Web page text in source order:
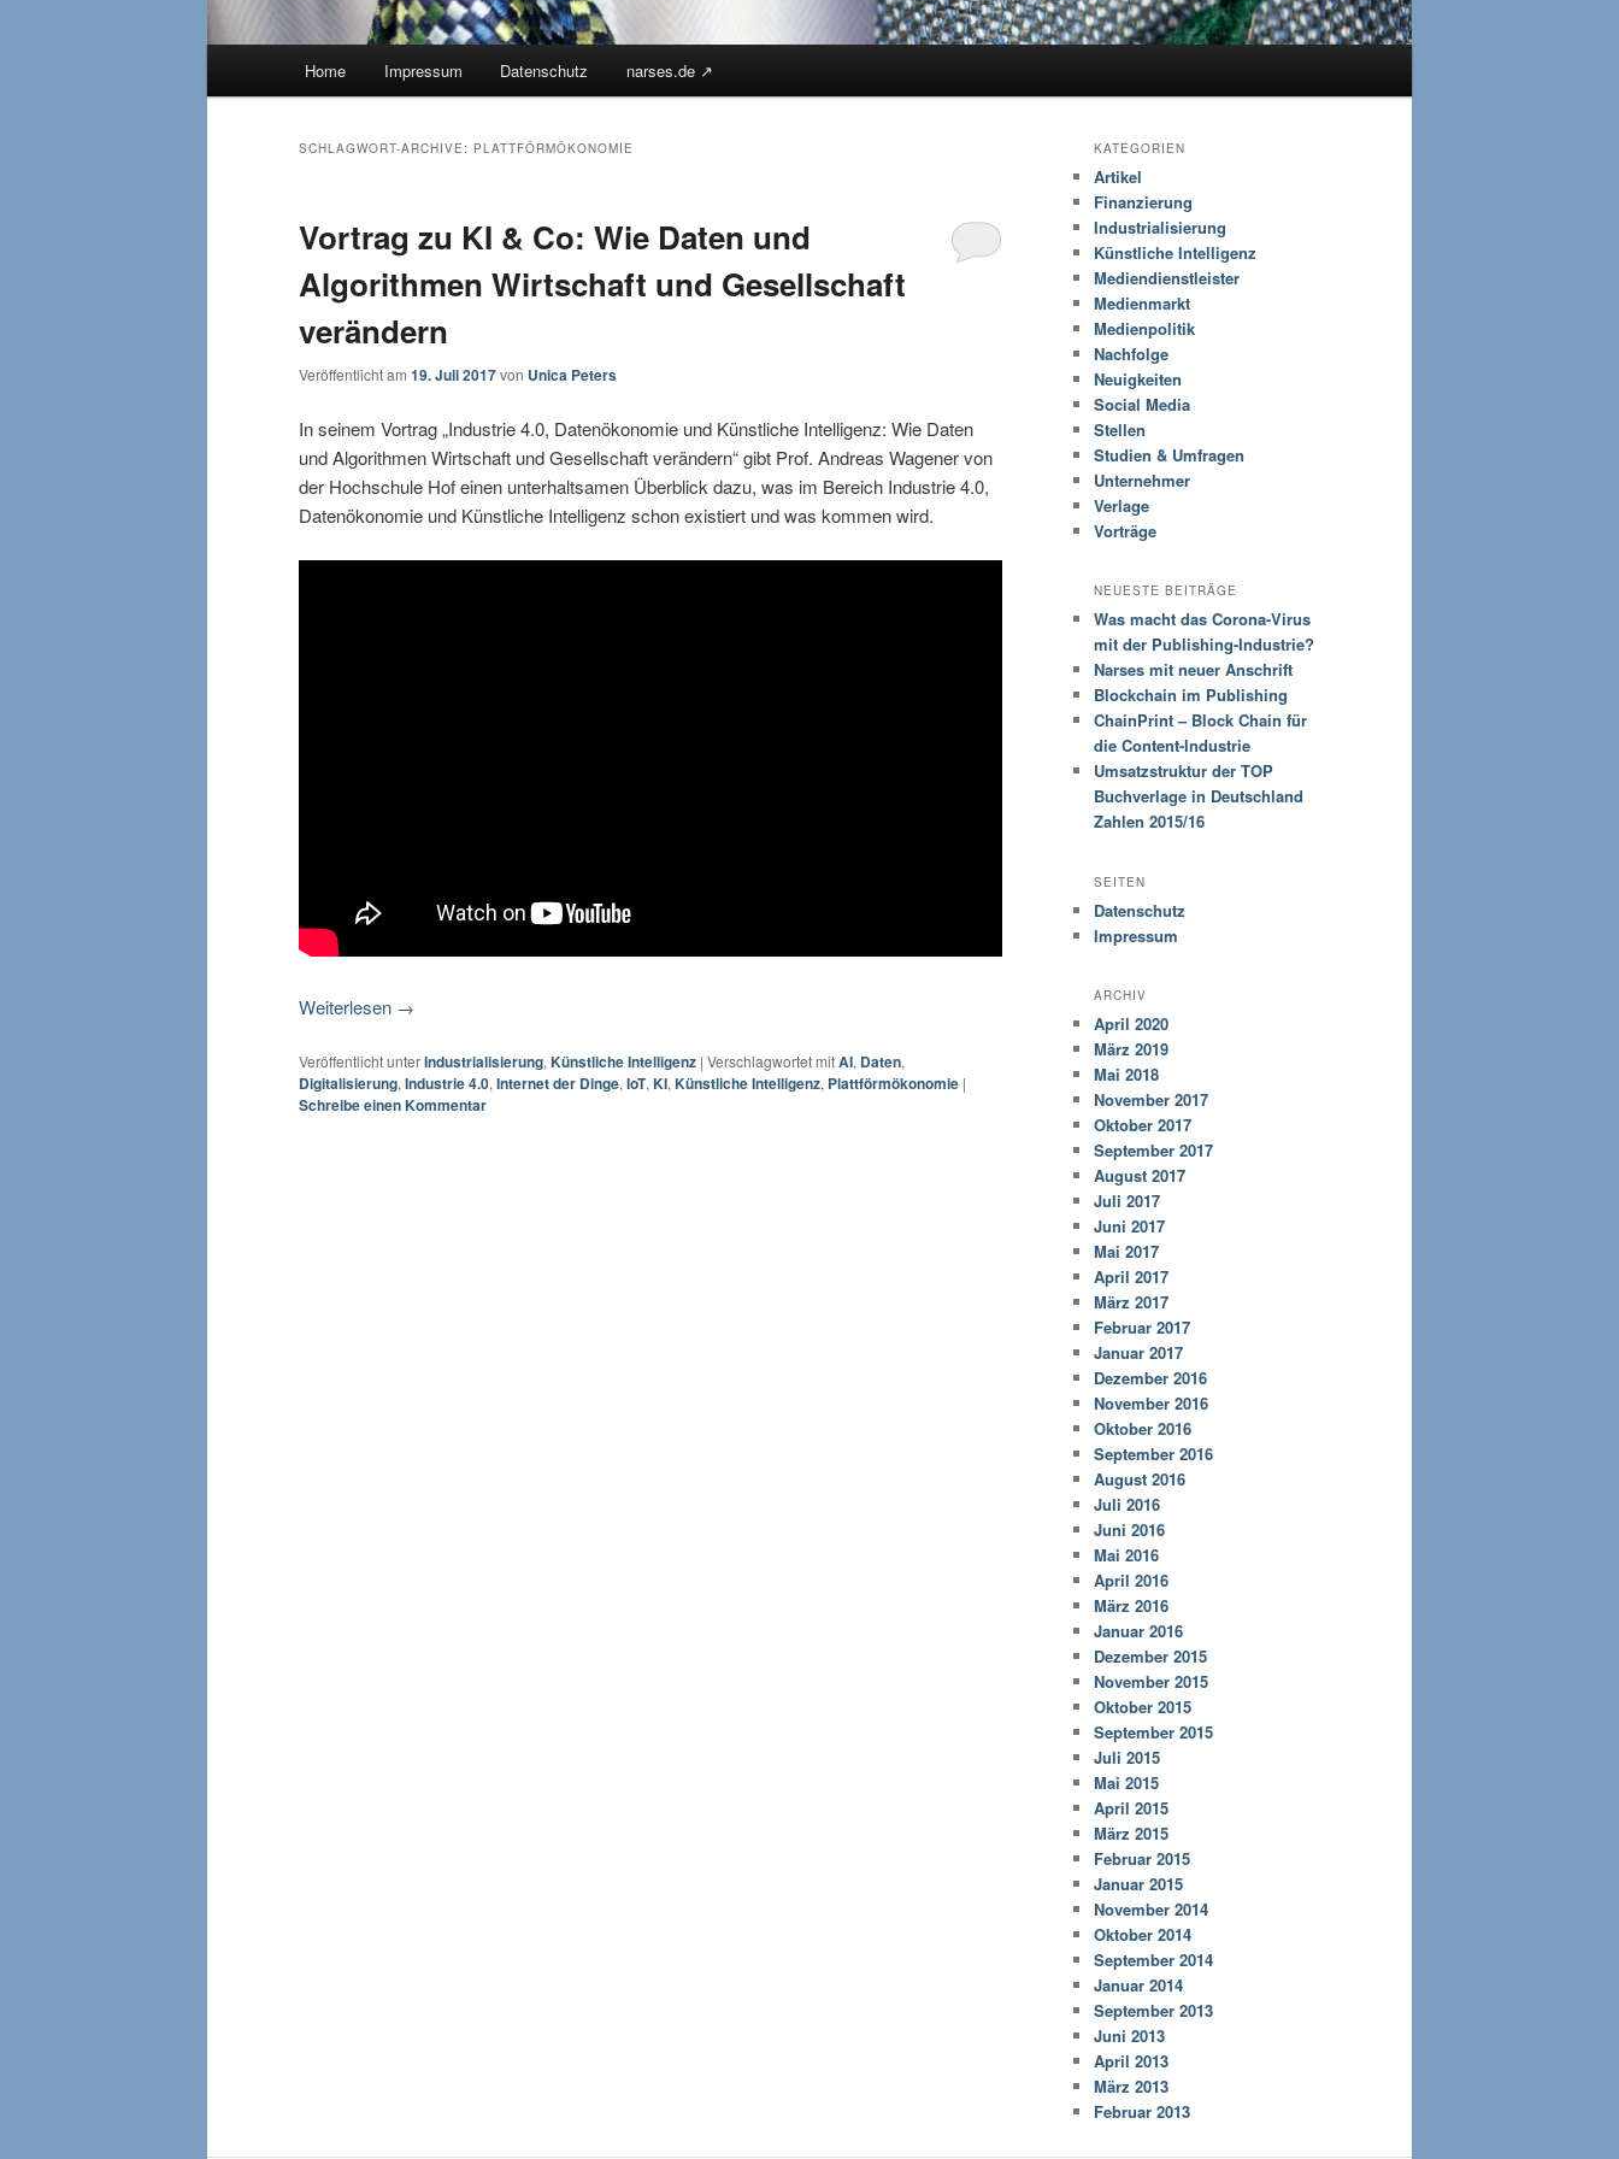
Home Impressum Datenschutz narses.de ↗︎
SCHLAGWORT-ARCHIVE: PLATTFÖRMÖKONOMIE
Vortrag zu KI & Co: Wie Daten und
Algorithmen Wirtschaft und Gesellschaft
verändern
Veröffentlicht am 19. Juli 2017von Unica Peters
In seinem Vortrag „Industrie 4.0, Datenökonomie und Künstliche Intelligenz: Wie Daten
und Algorithmen Wirtschaft und Gesellschaft verändern“ gibt Prof. Andreas Wagener von
der Hochschule Hof einen unterhaltsamen Überblick dazu, was im Bereich Industrie 4.0,
Datenökonomie und Künstliche Intelligenz schon existiert und was kommen wird.
Weiterlesen →
Veröffentlicht unterIndustrialisierung, Künstliche Intelligenz | Verschlagwortet mitAI, Daten,
Digitalisierung, Industrie 4.0, Internet der Dinge, IoT, KI, Künstliche Intelligenz, Plattförmökonomie |
Schreibe einen Kommentar
KATEGORIEN
Artikel
Finanzierung
Industrialisierung
Künstliche Intelligenz
Mediendienstleister
Medienmarkt
Medienpolitik
Nachfolge
Neuigkeiten
Social Media
Stellen
Studien & Umfragen
Unternehmer
Verlage
Vorträge
NEUESTE BEITRÄGE
Was macht das Corona-Virus
mit der Publishing-Industrie?
Narses mit neuer Anschrift
Blockchain im Publishing
ChainPrint – Block Chain für
die Content-Industrie
Umsatzstruktur der TOP
Buchverlage in Deutschland
Zahlen 2015/16
SEITEN
Datenschutz
Impressum
ARCHIV
April 2020
März 2019
Mai 2018
November 2017
Oktober 2017
September 2017
August 2017
Juli 2017
Juni 2017
Mai 2017
April 2017
März 2017
Februar 2017
Januar 2017
Dezember 2016
November 2016
Oktober 2016
September 2016
August 2016
Juli 2016
Juni 2016
Mai 2016
April 2016
März 2016
Januar 2016
Dezember 2015
November 2015
Oktober 2015
September 2015
Juli 2015
Mai 2015
April 2015
März 2015
Februar 2015
Januar 2015
November 2014
Oktober 2014
September 2014
Januar 2014
September 2013
Juni 2013
April 2013
März 2013
Februar 2013